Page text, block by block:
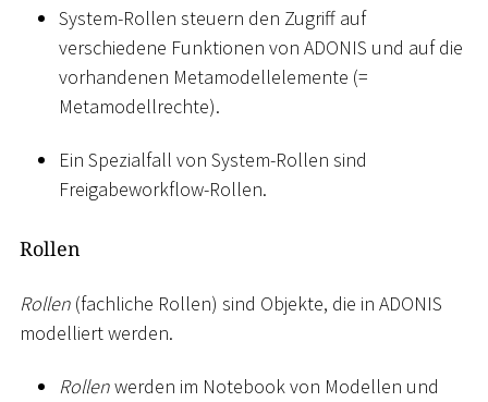
System-Rollen steuern den Zugriff auf
verschiedene Funktionen von ADONIS und auf die
vorhandenen Metamodellelemente (=
Metamodellrechte).
Ein Spezialfall von System-Rollen sind
Freigabeworkflow-Rollen.
Rollen
Rollen (fachliche Rollen) sind Objekte, die in ADONIS
modelliert werden.
Rollenwerden im Notebook von Modellen und